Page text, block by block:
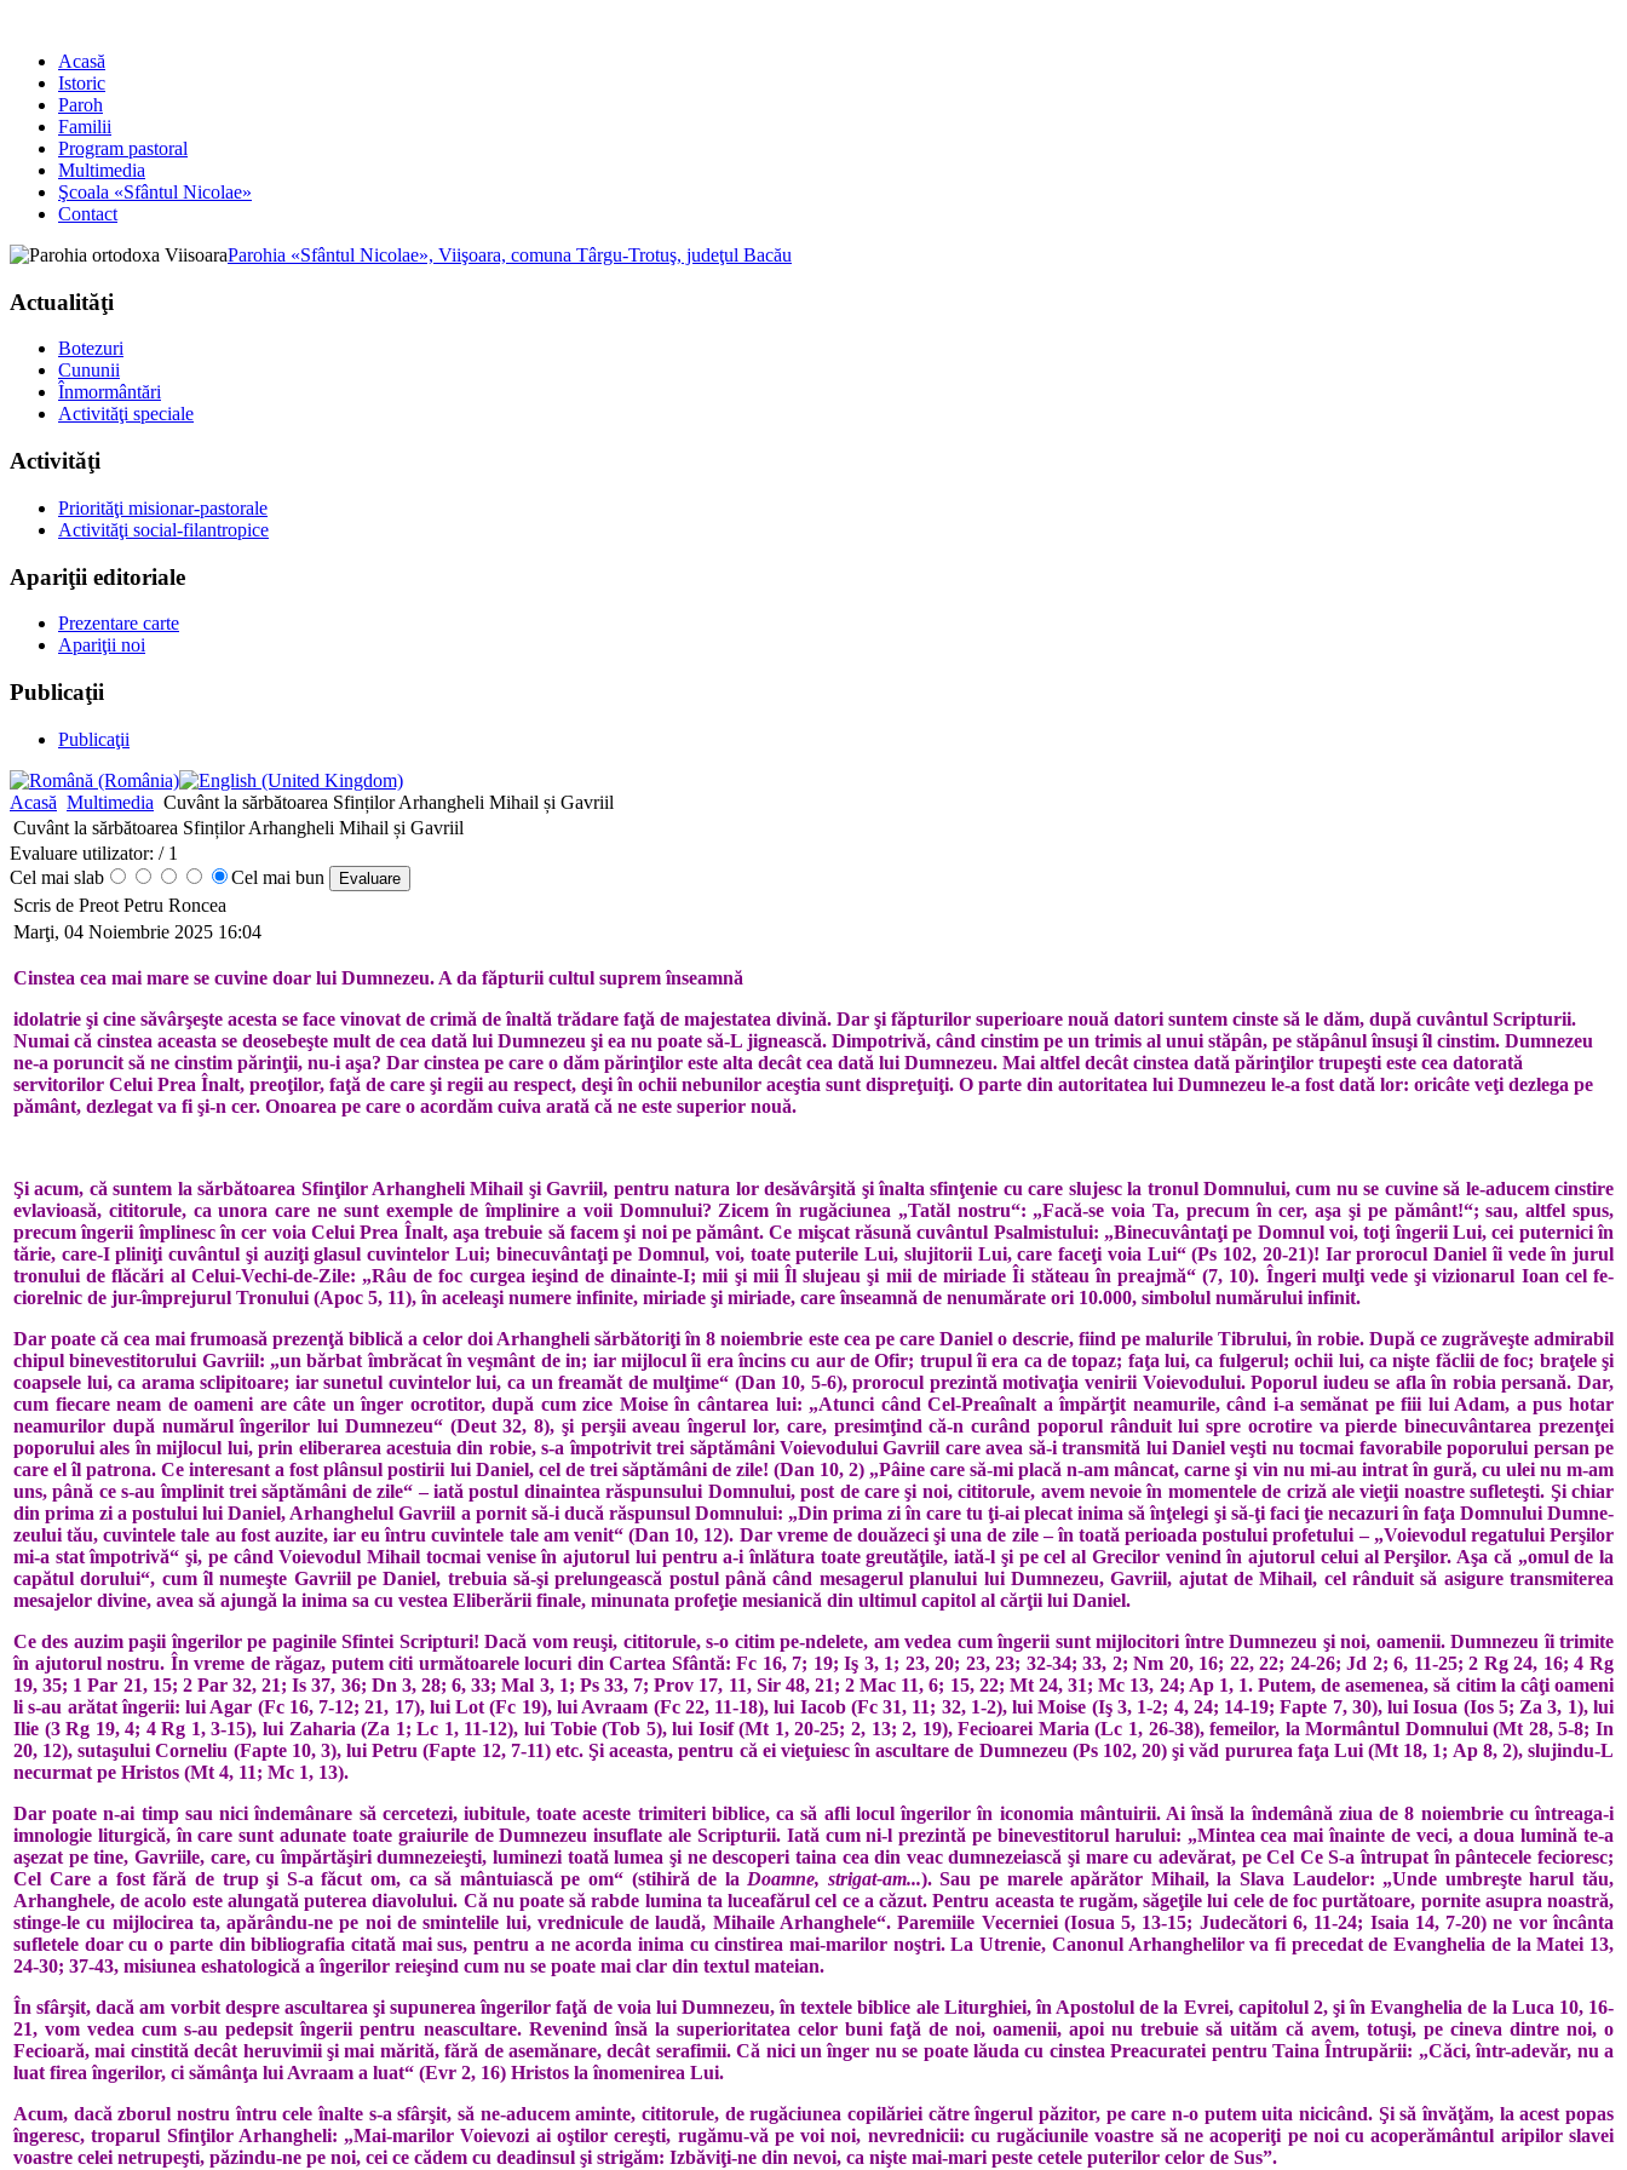
Acasă
Istoric
Paroh
Familii
Program pastoral
Multimedia
Şcoala «Sfântul Nicolae»
Contact
Parohia «Sfântul Nicolae», Viişoara, comuna Târgu-Trotuş, judeţul Bacău
Actualităţi
Botezuri
Cununii
Înmormântări
Activităţi speciale
Activităţi
Priorităţi misionar-pastorale
Activităţi social-filantropice
Apariţii editoriale
Prezentare carte
Apariţii noi
Publicaţii
Publicaţii
Acasă Multimedia Cuvânt la sărbătoarea Sfinților Arhangheli Mihail și Gavriil
Cuvânt la sărbătoarea Sfinților Arhangheli Mihail și Gavriil
Evaluare utilizator: / 1
Cel mai slab
Cel mai bun
Scris de Preot Petru Roncea
Marţi, 04 Noiembrie 2025 16:04
Cinstea cea mai mare se cuvine doar lui Dumne­zeu. A da făpturii cultul suprem înseamnă
ido­la­trie şi cine săvârşeşte acesta se face vinovat de crimă de înaltă trădare faţă de majestatea divină. Dar şi făpturilor superioare nouă datori suntem cinste să le dăm, după cuvântul Scripturii.
Numai că cinstea aceasta se deosebeşte mult de cea dată lui Dumnezeu şi ea nu poate să-L jig­nească. Dimpotrivă, când cinstim pe un trimis al unui stăpân, pe stăpânul însuşi îl cinstim. Dumnezeu
ne-a poruncit să ne cins­tim părinţii, nu-i aşa? Dar cinstea pe care o dăm părinţilor este alta decât cea dată lui Dumnezeu. Mai altfel decât cinstea dată părinţilor trupeşti este cea datorată
servitorilor Celui Prea Înalt, preoţilor, faţă de care şi regii au respect, deşi în ochii nebunilor aceştia sunt dispreţuiţi. O parte din autoritatea lui Dumnezeu le-a fost dată lor: oricâte veţi dezlega pe
pământ, dezle­gat va fi şi-n cer. Onoarea pe care o acor­dăm cuiva arată că ne este superior nouă.
Şi acum, că suntem la sărbătoarea Sfinţilor Arhangheli Mihail şi Gavriil, pentru natura lor desăvârşită şi înalta sfinţenie cu care slujesc la tronul Domnului, cum nu se cuvine să le-aducem cinstire
evlavioasă, cititorule, ca unora care ne sunt exemple de împlinire a voii Domnului? Zicem în rugăciunea „Tatăl nostru“: „Facă-se voia Ta, precum în cer, aşa şi pe pământ!“; sau, altfel spus,
precum îngerii împlinesc în cer voia Celui Prea Înalt, aşa trebuie să facem şi noi pe pământ. Ce mişcat răsună cuvântul Psalmistului: „Binecuvântaţi pe Domnul voi, toţi îngerii Lui, cei puternici în
tărie, care-I pliniţi cuvântul şi auziţi glasul cuvintelor Lui; binecuvântaţi pe Domnul, voi, toate puterile Lui, slujitorii Lui, care fa­ceţi voia Lui“ (Ps 102, 20-21)! Iar prorocul Daniel îi vede în jurul
tronului de flăcări al Celui-Vechi-de-Zile: „Râu de foc curgea ie­şind de dinainte-I; mii şi mii Îl slujeau şi mii de miriade Îi stăteau în preajmă“ (7, 10). Îngeri mulţi vede şi vizionarul Ioan cel fe­
ciorelnic de jur-împrejurul Tronului (Apoc 5, 11), în ace­leaşi numere infinite, miriade şi miriade, care înseamnă de nenumărate ori 10.000, simbolul numărului infinit.
Dar poate că cea mai frumoasă prezen­ţă biblică a celor doi Arhangheli sărbătoriţi în 8 noiembrie este cea pe care Daniel o descrie, fiind pe malurile Tibrului, în robie. După ce zugrăveşte admirabil
chipul bine­ves­titorului Gavriil: „un bărbat îmbrăcat în veşmânt de in; iar mijlocul îi era încins cu aur de Ofir; trupul îi era ca de topaz; faţa lui, ca fulgerul; ochii lui, ca nişte făclii de foc; braţele şi
coapsele lui, ca arama sclipitoare; iar sunetul cuvintelor lui, ca un freamăt de mulţime“ (Dan 10, 5-6), prorocul prezintă motivaţia venirii Voievodului. Poporul iudeu se afla în robia persană. Dar,
cum fiecare neam de oameni are câte un înger ocrotitor, după cum zice Moise în cântarea lui: „Atunci când Cel-Preaînalt a împărţit neamurile, când i-a semănat pe fiii lui Adam, a pus hotar
neamurilor după numărul îngerilor lui Dumnezeu“ (Deut 32, 8), şi perşii aveau îngerul lor, care, presimţind că-n curând poporul rânduit lui spre ocrotire va pierde binecuvântarea prezenţei
poporului ales în mijlocul lui, prin eliberarea acestuia din robie, s-a împotrivit trei săptămâni Voievo­dului Gavriil care avea să-i transmită lui Daniel veşti nu tocmai favorabile poporului persan pe
care el îl patrona. Ce interesant a fost plânsul postirii lui Daniel, cel de trei săptămâni de zile! (Dan 10, 2) „Pâine care să-mi placă n-am mâncat, carne şi vin nu mi-au intrat în gură, cu ulei nu m-am
uns, până ce s‑au împlinit trei săptămâni de zile“ – iată postul dinaintea răspunsului Dom­nului, post de care şi noi, cititorule, avem nevoie în momentele de criză ale vieţii noas­tre sufleteşti. Şi chiar
din prima zi a postului lui Daniel, Arhanghelul Gavriil a pornit să-i ducă răspunsul Domnului: „Din prima zi în care tu ţi-ai plecat inima să înţelegi şi să-ţi faci ţie necazuri în faţa Domnului Dumne­
zeului tău, cuvintele tale au fost auzite, iar eu întru cuvintele tale am venit“ (Dan 10, 12). Dar vreme de douăzeci şi una de zile – în toată perioada postului profetului – „Voievodul regatului Perşilor
mi-a stat împo­trivă“ şi, pe când Voievodul Mihail tocmai venise în ajutorul lui pentru a-i înlătura toate greutăţile, iată-l şi pe cel al Grecilor venind în ajutorul celui al Perşilor. Aşa că „omul de la
capătul dorului“, cum îl numeşte Gavriil pe Daniel, trebuia să-şi prelungească postul până când mesagerul planului lui Dumne­zeu, Gavriil, ajutat de Mihail, cel rânduit să asigure transmiterea
mesajelor divine, avea să ajungă la inima sa cu vestea Eliberării fina­le, minunata profeţie mesianică din ultimul capitol al cărţii lui Daniel.
Ce des auzim paşii îngerilor pe paginile Sfintei Scripturi! Dacă vom reuşi, cititorule, s-o citim pe-ndelete, am vedea cum îngerii sunt mijlocitori între Dumnezeu şi noi, oamenii. Dumnezeu îi trimite
în ajutorul nostru. În vreme de răgaz, putem citi următoarele locuri din Cartea Sfântă: Fc 16, 7; 19; Iş 3, 1; 23, 20; 23, 23; 32-34; 33, 2; Nm 20, 16; 22, 22; 24-26; Jd 2; 6, 11-25; 2 Rg 24, 16; 4 Rg
19, 35; 1 Par 21, 15; 2 Par 32, 21; Is 37, 36; Dn 3, 28; 6, 33; Mal 3, 1; Ps 33, 7; Prov 17, 11, Sir 48, 21; 2 Mac 11, 6; 15, 22; Mt 24, 31; Mc 13, 24; Ap 1, 1. Putem, de asemenea, să citim la câţi oameni
li s-au arătat îngerii: lui Agar (Fc 16, 7-12; 21, 17), lui Lot (Fc 19), lui Avraam (Fc 22, 11-18), lui Iacob (Fc 31, 11; 32, 1-2), lui Moise (Iş 3, 1-2; 4, 24; 14-19; Fapte 7, 30), lui Iosua (Ios 5; Za 3, 1), lui
Ilie (3 Rg 19, 4; 4 Rg 1, 3-15), lui Zaharia (Za 1; Lc 1, 11-12), lui Tobie (Tob 5), lui Iosif (Mt 1, 20-25; 2, 13; 2, 19), Fecioarei Maria (Lc 1, 26-38), femeilor, la Mormântul Domnului (Mt 28, 5-8; In
20, 12), sutaşului Corneliu (Fapte 10, 3), lui Petru (Fapte 12, 7-11) etc. Şi aceasta, pentru că ei vieţuiesc în ascultare de Dumnezeu (Ps 102, 20) şi văd pururea faţa Lui (Mt 18, 1; Ap 8, 2), slujindu-L
necurmat pe Hristos (Mt 4, 11; Mc 1, 13).
Dar poate n-ai timp sau nici îndemânare să cercetezi, iubitule, toate aceste trimiteri biblice, ca să afli locul îngerilor în iconomia mântuirii. Ai însă la îndemână ziua de 8 noiembrie cu întreaga-i
imnologie liturgică, în care sunt adunate toate graiurile de Dumnezeu insuflate ale Scripturii. Iată cum ni-l prezintă pe binevestitorul harului: „Mintea cea mai înainte de veci, a doua lumină te-a
aşezat pe tine, Gavriile, care, cu împărtăşiri dumnezeieşti, luminezi toată lumea şi ne descoperi taina cea din veac dumnezeiască şi mare cu adevărat, pe Cel Ce S-a întrupat în pântecele fecioresc;
Cel Care a fost fără de trup şi S-a făcut om, ca să mântuiască pe om“ (stihiră de la Doamne, strigat-am...). Sau pe marele apărător Mihail, la Slava Laudelor: „Unde umbreşte harul tău,
Arhanghele, de acolo este alungată puterea diavolului. Că nu poate să rabde lumina ta luceafărul cel ce a căzut. Pentru aceasta te rugăm, săgeţile lui cele de foc purtătoare, pornite asupra noastră,
stinge-le cu mijlocirea ta, apărân­du-ne pe noi de smintelile lui, vrednicule de laudă, Mihaile Arhanghele“. Paremiile Vecerniei (Iosua 5, 13-15; Judecători 6, 11-24; Isaia 14, 7-20) ne vor încânta
sufletele doar cu o parte din bibliografia citată mai sus, pentru a ne acorda inima cu cinstirea mai-marilor noştri. La Utrenie, Canonul Arhan­ghelilor va fi precedat de Evan­ghelia de la Matei 13,
24-30; 37-43, misiunea eshatologică a înge­rilor reieşind cum nu se poate mai clar din textul mateian.
În sfârşit, dacă am vorbit de­spre ascultarea şi supunerea în­gerilor faţă de voia lui Dumnezeu, în textele biblice ale Liturghiei, în Apostolul de la Evrei, capitolul 2, şi în Evanghelia de la Luca 10, 16-
21, vom vedea cum s-au pe­dep­sit îngerii pentru neascultare. Revenind însă la superioritatea celor buni faţă de noi, oamenii, apoi nu trebuie să uităm că avem, totuşi, pe cineva dintre noi, o
Fecioară, mai cinstită decât heru­vimii şi mai mărită, fără de ase­mănare, decât serafimii. Că nici un înger nu se poate lăuda cu cin­stea Preacuratei pentru Taina Întrupării: „Căci, într-adevăr, nu a
luat firea îngerilor, ci sămânţa lui Avraam a luat“ (Evr 2, 16) Hris­tos la înomenirea Lui.
Acum, dacă zborul nostru în­tru cele înalte s-a sfârşit, să ne-a­ducem aminte, cititorule, de ru­găciunea copilăriei către îngerul păzitor, pe care n-o putem uita nicicând. Şi să învăţăm, la acest popas
îngeresc, troparul Sfinţilor Arhangheli: „Mai-marilor Voievozi ai oştilor cereşti, rugămu-vă pe voi noi, nevrednicii: cu rugăciu­nile voastre să ne acoperiţi pe noi cu acoperământul aripilor slavei
voastre celei netrupeşti, păzindu-ne pe noi, cei ce cădem cu dea­din­sul şi strigăm: Izbăviţi-ne din nevoi, ca nişte mai-mari peste cetele puterilor celor de Sus”.